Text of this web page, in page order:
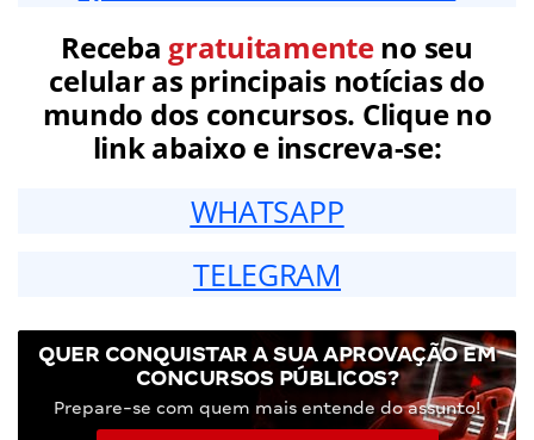
Receba gratuitamenteno seu
celular as principais notícias do
mundo dos concursos. Clique no
link abaixo e inscreva-se:
WHATSAPP
TELEGRAM
QUER CONQUISTAR A SUA APROVAÇÃO EM
CONCURSOS PÚBLICOS?
Prepare-se com quem mais entende do assunto!